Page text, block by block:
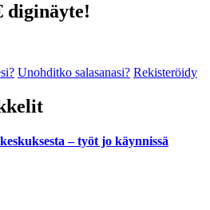
diginäyte!
Unohditko salasanasi? Rekisteröidy
– työt jo käynnissä